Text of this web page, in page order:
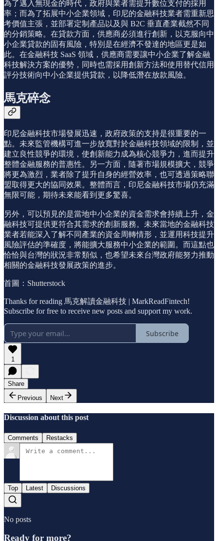
為了邁入無現金的時代，政府與業者需提升數位支付的採用
率；而為了拓展中小企業領域，印尼的金融科技業者需重新思
考價值主張，並部署定制產品以及與 B2C 垂直產業截然不同
的分銷策略。在貸款方面，供應商必須進行創新，以克服向中
小企業貸款的固有風險，特別是在經濟不發達的地區更是如
此。在金融科技 SaaS 領域，供應商需要讓中小企業了解金融
科技解決方案的優勢，同時也需採用創新方法和使用替代信用
評分技術向中小企業提供貸款，以降低潛在放款風險。
馬克碎念
印尼金融科技市場發展迅速，政府政策的支持是很重要的一
點。未來監管機構可進一步放寬對於金融科技領域的限制，並
建立良性競爭的環境，使創新能力成為核心競爭力，進而提升
整體金融服務的普惠性。另一方面，隨著市場規模擴大，競爭
將更為激烈，業者除了提升自身的經營效率，也可透過策略聯
盟取得更大的協同效果。整體而言，印尼金融科技市場仍充滿
無限可能，期待未來能看到更多驚喜。
另外，可以預見的是當地中小企業的資金需求會持續上升，金
融科技可提供更符合其需求的創新服務。未來當地的金融科技
業者若能深入了解不同產業的資金周轉情形，並運用科技提升
風險評估的準確度，將能擴大服務中小企業的範圍。而這點也
恰恰與台灣的狀況非常類似，也希望未來台灣政府能努力推動
相關的金融科技發展政策的進步。
首圖：Shutterstock
Thanks for reading 馬克解讀金融科技 | MarkReadFintech!
Subscribe for free to receive new posts and support my work.
Subscribe
1
Share
Previous
Next
Discussion about this post
Comments Restacks
Top Latest Discussions
No posts
Ready for more?